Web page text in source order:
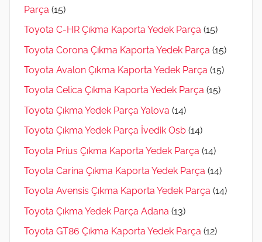
Parça (15)
Toyota C-HR Çıkma Kaporta Yedek Parça (15)
Toyota Corona Çıkma Kaporta Yedek Parça (15)
Toyota Avalon Çıkma Kaporta Yedek Parça (15)
Toyota Celica Çıkma Kaporta Yedek Parça (15)
Toyota Çıkma Yedek Parça Yalova (14)
Toyota Çıkma Yedek Parça İvedik Osb (14)
Toyota Prius Çıkma Kaporta Yedek Parça (14)
Toyota Carina Çıkma Kaporta Yedek Parça (14)
Toyota Avensis Çıkma Kaporta Yedek Parça (14)
Toyota Çıkma Yedek Parça Adana (13)
Toyota GT86 Çıkma Kaporta Yedek Parça (12)